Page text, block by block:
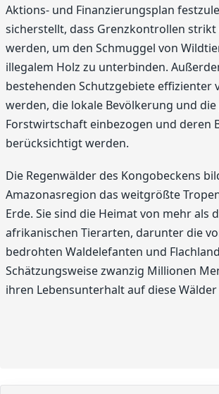
Aktions- und Finanzierungsplan
sicherstellt, dass Grenzkontrollen
werden, um den Schmuggel von
illegalem Holz zu unterbinden.
bestehenden Schutzgebiete effizienter
werden, die lokale Bevölkerung und
Forstwirtschaft einbezogen und deren
berücksichtigt werden.
Die Regenwälder des Kongobeckens
Amazonasregion das weitgrößte
Erde. Sie sind die Heimat von mehr als
afrikanischen Tierarten, darunter die
bedrohten Waldelefanten und
Schätzungsweise zwanzig Millionen
ihren Lebensunterhalt auf diese